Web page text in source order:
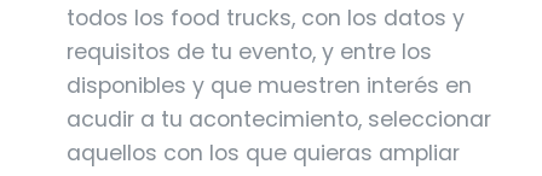
todos los food trucks, con los datos y
requisitos de tu evento, y entre los
disponibles y que muestren interés en
acudir a tu acontecimiento, seleccionar
aquellos con los que quieras ampliar